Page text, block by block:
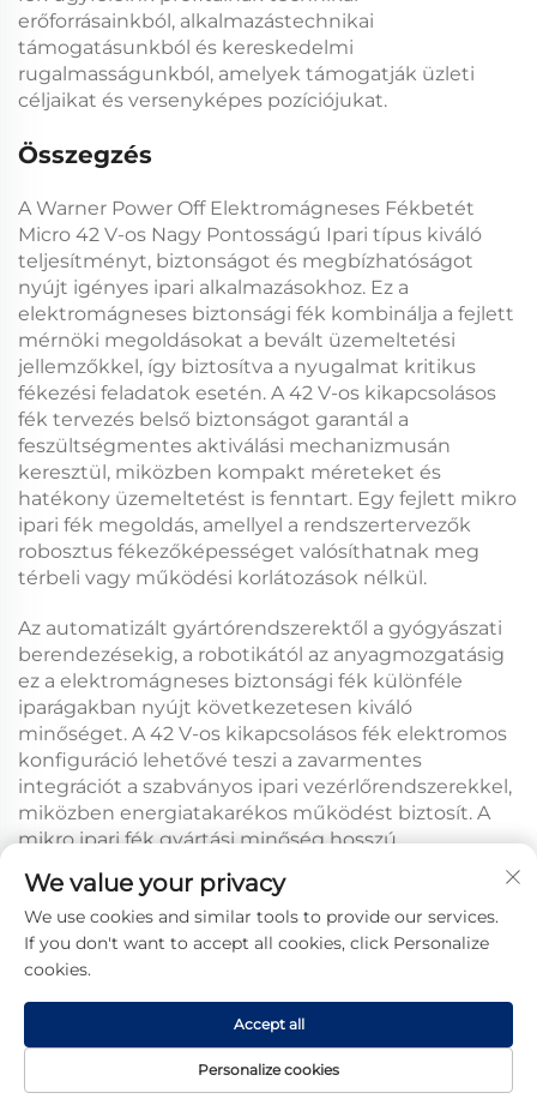
erőforrásainkból, alkalmazástechnikai
támogatásunkból és kereskedelmi
rugalmasságunkból, amelyek támogatják üzleti
céljaikat és versenyképes pozíciójukat.
Összegzés
A Warner Power Off Elektromágneses Fékbetét
Micro 42 V-os Nagy Pontosságú Ipari típus kiváló
teljesítményt, biztonságot és megbízhatóságot
nyújt igényes ipari alkalmazásokhoz. Ez a
elektromágneses biztonsági fék kombinálja a fejlett
mérnöki megoldásokat a bevált üzemeltetési
jellemzőkkel, így biztosítva a nyugalmat kritikus
fékezési feladatok esetén. A 42 V-os kikapcsolásos
fék tervezés belső biztonságot garantál a
feszültségmentes aktiválási mechanizmusán
keresztül, miközben kompakt méreteket és
hatékony üzemeltetést is fenntart. Egy fejlett mikro
ipari fék megoldás, amellyel a rendszertervezők
robosztus fékezőképességet valósíthatnak meg
térbeli vagy működési korlátozások nélkül.
Az automatizált gyártórendszerektől a gyógyászati
berendezésekig, a robotikától az anyagmozgatásig
ez a elektromágneses biztonsági fék különféle
iparágakban nyújt következetesen kiváló
minőséget. A 42 V-os kikapcsolásos fék elektromos
konfiguráció lehetővé teszi a zavarmentes
integrációt a szabványos ipari vezérlőrendszerekkel,
miközben energiatakarékos működést biztosít. A
mikro ipari fékgyártási minőség hosszú
garantál, csökkentve ezzel a teljes tulajdonosi
költséget, miközben maximalizálja a rendelkezésre
állást és a termelékenységet. Ennek a bevált
fékezőmegoldásnak a választása azt jelenti, hogy
egy olyan partner mellett dönt, aki elkötelezett a
műszaki kiválóság, a gyártási minőség és az ügyfél
sikere mellett a versengő globális piacokon.
Kezdőlap Termék Rólunk Kapcsolat
We value your privacy
We use cookies and similar tools to provide our services.
If you don't want to accept all cookies, click Personalize
cookies.
Personalize cookies
Accept all